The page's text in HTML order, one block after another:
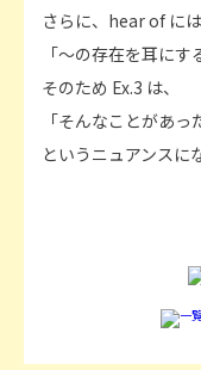
さらに、hear of には
「～の存在を耳にす
そのため Ex.3 は、
「そんなことがあ
というニュアンスに